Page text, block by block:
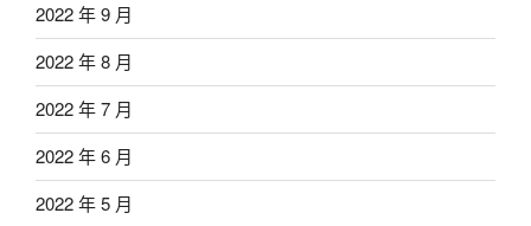
2022 年 9 月
2022 年 8 月
2022 年 7 月
2022 年 6 月
2022 年 5 月